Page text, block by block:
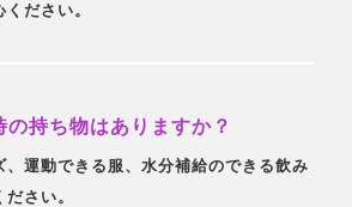
ださい。
の持ち物はありますか？
、運動できる服、水分補給のできる飲み
さい。